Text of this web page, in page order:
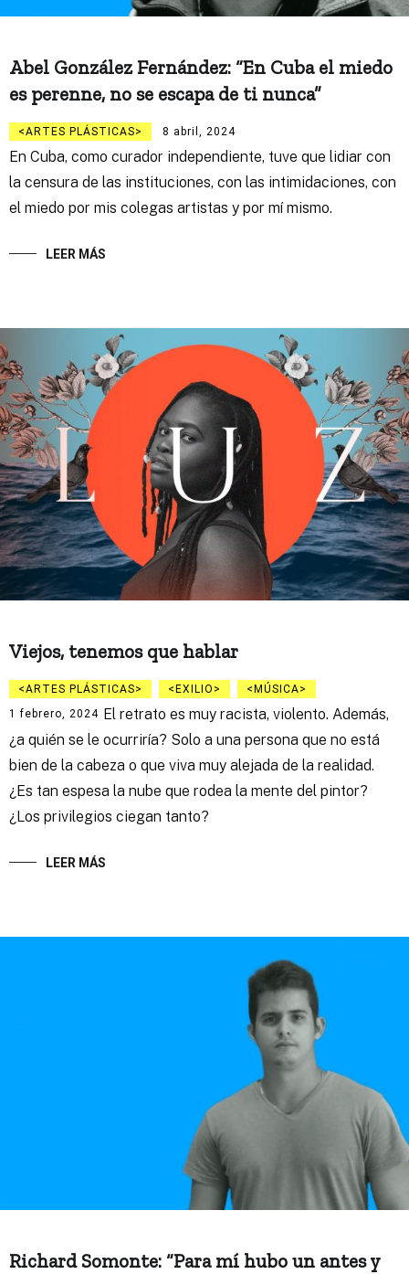
Abel González Fernández: “En Cuba el miedo
es perenne, no se escapa de ti nunca”
ARTES PLÁSTICAS 8 abril, 2024
En Cuba, como curador independiente, tuve que lidiar con
la censura de las instituciones, con las intimidaciones, con
el miedo por mis colegas artistas y por mí mismo.
LEER MÁS
Viejos, tenemos que hablar
ARTES PLÁSTICAS EXILIO
MÚSICA
1 febrero, 2024 El retrato es muy racista, violento. Además,
¿a quién se le ocurriría? Solo a una persona que no está
bien de la cabeza o que viva muy alejada de la realidad.
¿Es tan espesa la nube que rodea la mente del pintor?
¿Los privilegios ciegan tanto?
LEER MÁS
Richard Somonte: “Para mí hubo un antes y